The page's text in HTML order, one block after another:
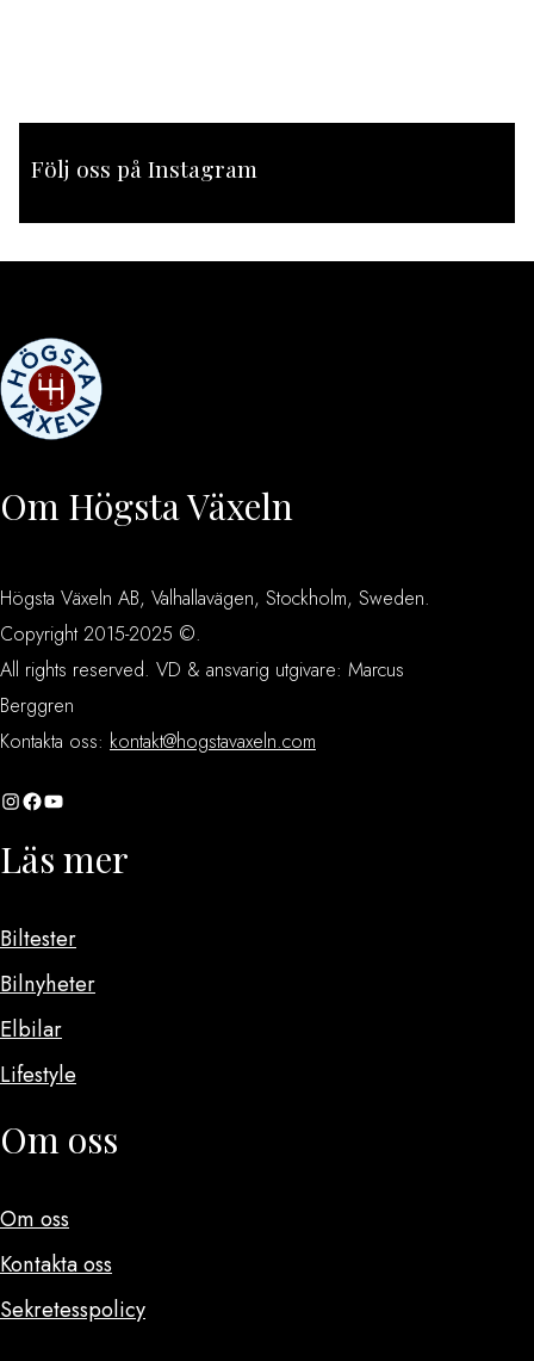
Följ oss på Instagram
Om Högsta Växeln
Högsta Växeln AB, Valhallavägen, Stockholm, Sweden.
Copyright 2015-2025 ©.
All rights reserved. VD & ansvarig utgivare: Marcus
Berggren
Kontakta oss: kontakt@hogstavaxeln.com
InstagramFacebook YouTube
Läs mer
Biltester
Bilnyheter
Elbilar
Lifestyle
Om oss
Om oss
Kontakta oss
Sekretesspolicy